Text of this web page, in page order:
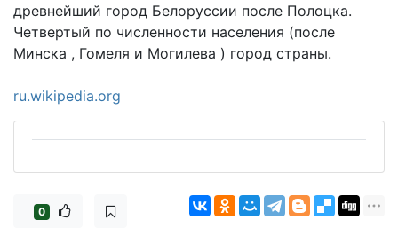
древнейший город Белоруссии после Полоцка.
Четвертый по численности населения (после
Минска , Гомеля и Могилева ) город страны.
ru.wikipedia.org
0